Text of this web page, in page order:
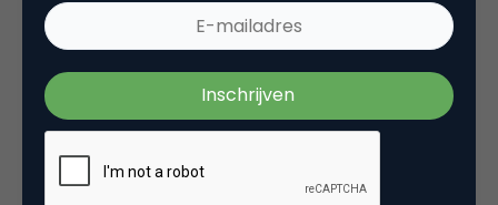
Werkzaam geweest bij Corporate
Communications vanING Groep
betrokken bij social media op internationaal
niveau. Momenteel Product owner chatbot bij
ING. Blogt op persoonlijke titel bij Marketingfacts
en van 2004-2014 ook op de achtergrond actief
geweest voor Marketingfacts o.a. bij de techniek